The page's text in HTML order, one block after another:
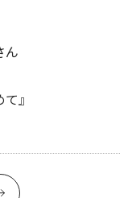
ん
』